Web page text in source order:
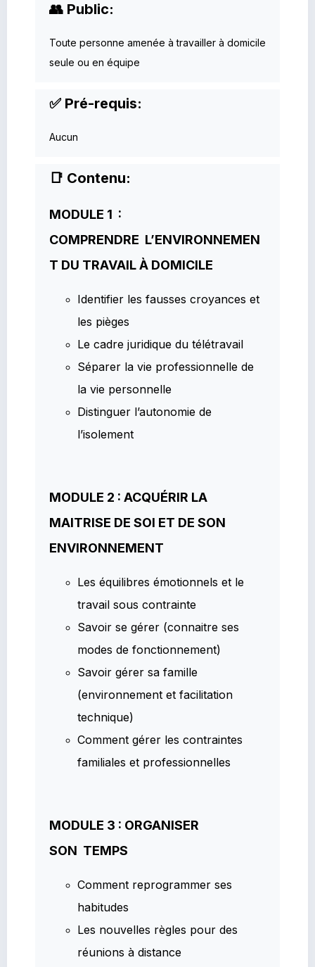
👥 Public:
Toute personne amenée à travailler à domicile
seule ou en équipe
✅ Pré-requis:
Aucun
📑 Contenu:
MODULE 1 :
COMPRENDRE L’ENVIRONNEMEN
T DU TRAVAIL À DOMICILE
Identifier les fausses croyances et
les pièges
Le cadre juridique du télétravail
Séparer la vie professionnelle de
la vie personnelle
Distinguer l’autonomie de
l’isolement
MODULE 2 : ACQUÉRIR LA
MAITRISE DE SOI ET DE SON
ENVIRONNEMENT
Les équilibres émotionnels et le
travail sous contrainte
Savoir se gérer (connaitre ses
modes de fonctionnement)
Savoir gérer sa famille
(environnement et facilitation
technique)
Comment gérer les contraintes
familiales et professionnelles
MODULE 3 : ORGANISER
SON TEMPS
Comment reprogrammer ses
habitudes
Les nouvelles règles pour des
réunions à distance